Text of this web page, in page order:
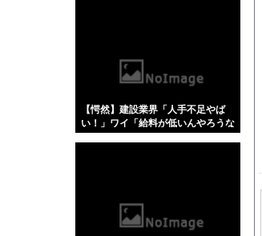
【愕然】建設業界「人手不足やば
い！」ワイ「給料が低いんやろうな